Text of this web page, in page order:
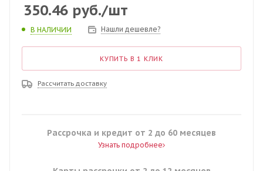
350.46 руб./шт
В НАЛИЧИИ Нашли дешевле?
КУПИТЬ В 1 КЛИК
Рассчитать доставку
Рассрочка и кредит от 2 до 60 месяцев
Узнать подробнее